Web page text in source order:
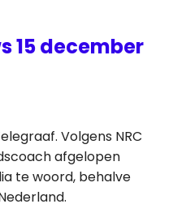
15 december
Volgens NRC
afgelopen
te woord, behalve